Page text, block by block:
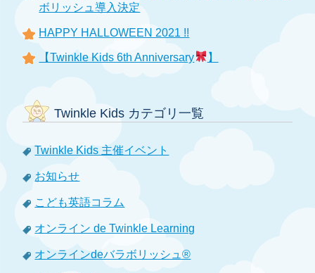
ボリッシュ導入決定
HAPPY HALLOWEEN 2021 !!
【Twinkle Kids 6th Anniversary 】
Twinkle Kids カテゴリ一覧
Twinkle Kids 主催イベント
お知らせ
こども英語コラム
オンライン de Twinkle Learning
オンラインdeバラボリッシュ®